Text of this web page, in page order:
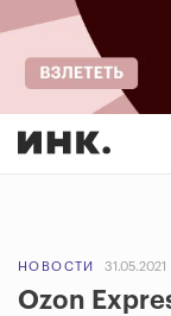
НОВОСТИ 31.05.2021
Ozon